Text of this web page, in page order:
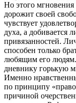
Но этого
дорожит своей
чувствует
духа, а добивается
привязанностей.
способен только
любящим его людям.
дневнику горькую
Именно
по принципу
причиной